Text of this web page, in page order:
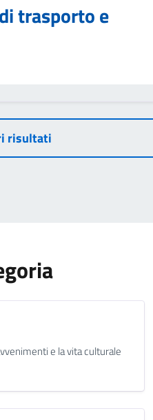
trasporto e
risultati
e la vita culturale